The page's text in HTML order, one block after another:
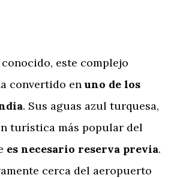
este complejo
convertido enuno de los
. Sus aguas azul turquesa,
turística más popular del
es necesario reserva previa.
cerca del aeropuerto